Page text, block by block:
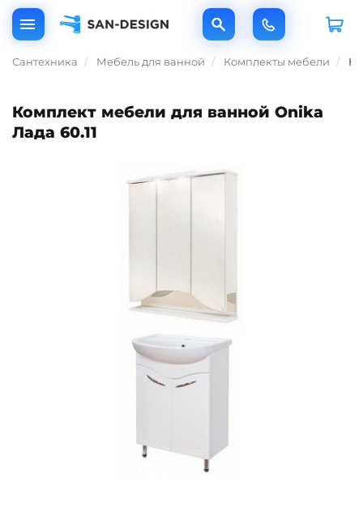
Сантехника Мебель для ванной Комплекты мебели
Комплект мебели для ванной Onika
Лада 60.11